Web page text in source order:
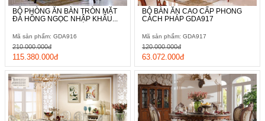
BỘ PHÒNG ĂN BÀN TRÒN MẶT
ĐÁ HỒNG NGỌC NHẬP KHẨU...
Mã sản phẩm: GDA916
115.380.000đ
210.000.000đ
BỘ BÀN ĂN CAO CẤP PHONG
CÁCH PHÁP GDA917
Mã sản phẩm: GDA917
63.072.000đ
120.000.000đ